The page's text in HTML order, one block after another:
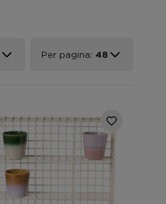
Per pagina: 48